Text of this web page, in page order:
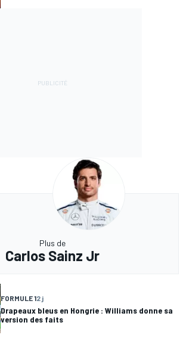
Plus de
Carlos Sainz Jr
FORMULE 12 j
Drapeaux bleus en Hongrie : Williams donne sa
version des faits